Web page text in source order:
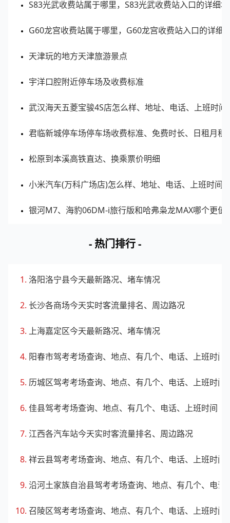
8 大地坡公园 宜宾翠屏区 0.89
宜宾翠屏区商场周边实时拥堵排名
排名 区域 位置 拥堵指数
叙府商城
3 洋洋百货(大观楼店) 宜宾翠屏区
4 圣大商厦 宜宾翠屏区
数化值，客流指数越大表示该区域内客流越多。
S83光武收费站属于哪里，S83光武收费站入口的详细
G60龙宫收费站属于哪里，G60龙宫收费站入口的详细
天津玩的地方天津旅游景点
宇洋口腔附近停车场及收费标准
武汉海天五菱宝骏4S店怎么样、地址、电话、上班时间
君临新城停车场停车场收费标准、免费时长、日租月租
松原到本溪高铁直达、换乘票价明细
小米汽车(万科广场店)怎么样、地址、电话、上班时间
银河M7、海豹06DM-i旅行版和哈弗枭龙MAX哪个更值
- 热门排行 -
洛阳洛宁县今天最新路况、堵车情况
长沙各商场今天实时客流量排名、周边路况
上海嘉定区今天最新路况、堵车情况
阳春市驾考考场查询、地点、有几个、电话、上班时间
历城区驾考考场查询、地点、有几个、电话、上班时间
佳县驾考考场查询、地点、有几个、电话、上班时间
江西各汽车站今天实时客流量排名、周边路况
祥云县驾考考场查询、地点、有几个、电话、上班时间
沿河土家族自治县驾考考场查询、地点、有几个、电话
召陵区驾考考场查询、地点、有几个、电话、上班时间